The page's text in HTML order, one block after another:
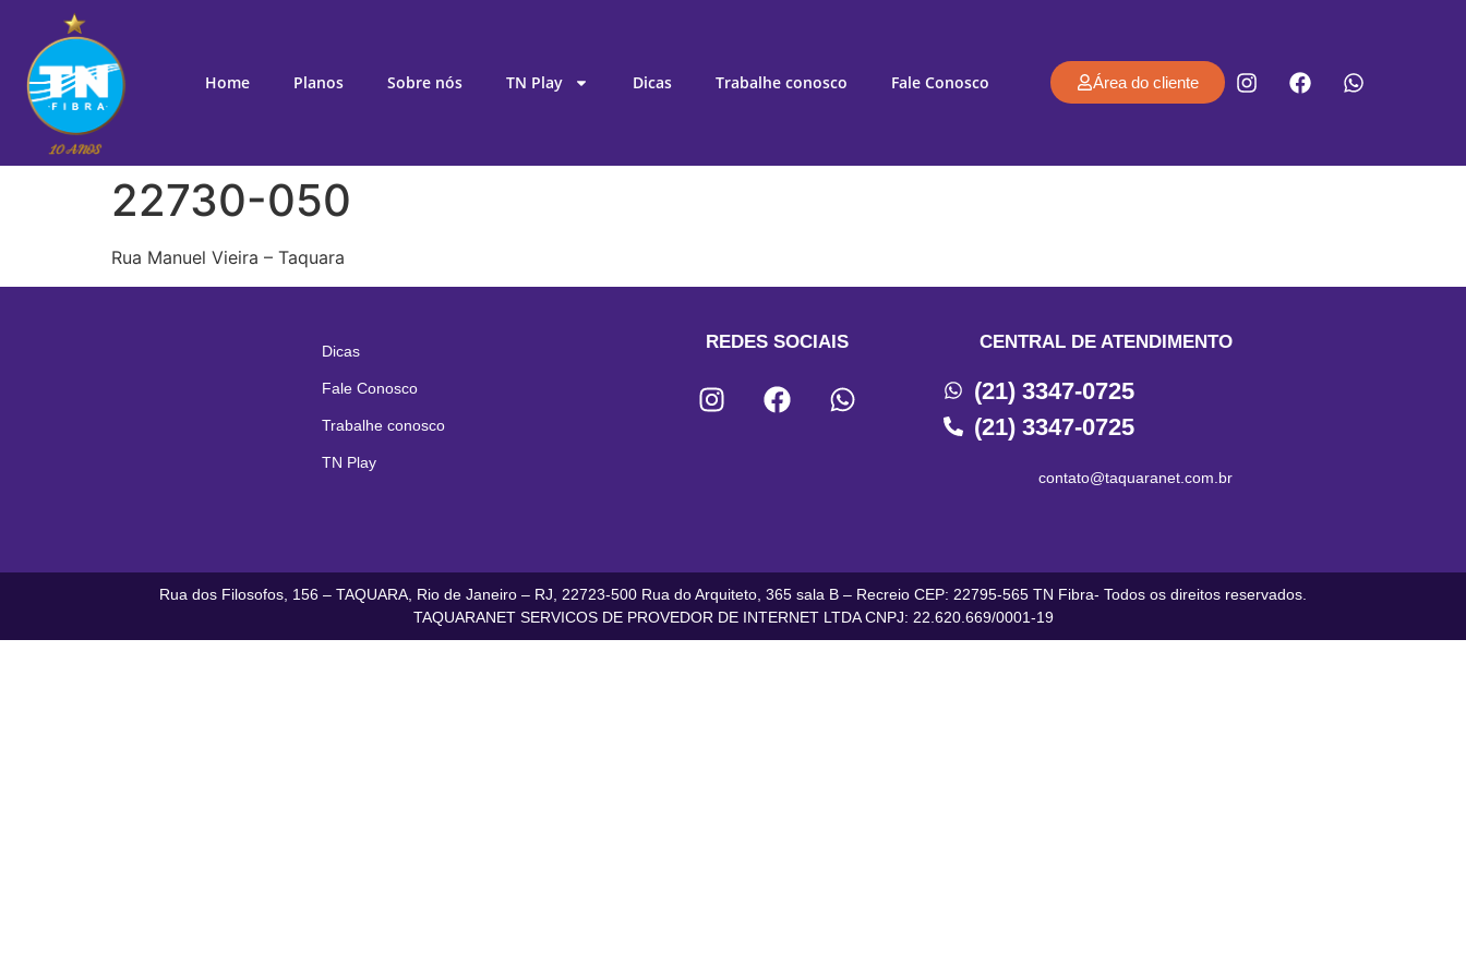
Home Planos Sobre nós TN Play Dicas Trabalhe conosco Fale Conosco Área do cliente
22730-050
Rua Manuel Vieira – Taquara
Dicas
Fale Conosco
Trabalhe conosco
TN Play
REDES SOCIAIS CENTRAL DE ATENDIMENTO
(21) 3347-0725
(21) 3347-0725
contato@taquaranet.com.br
Rua dos Filosofos, 156 – TAQUARA, Rio de Janeiro – RJ, 22723-500 Rua do Arquiteto, 365 sala B – Recreio CEP: 22795-565 TN Fibra- Todos os direitos reservados.
TAQUARANET SERVICOS DE PROVEDOR DE INTERNET LTDA CNPJ: 22.620.669/0001-19